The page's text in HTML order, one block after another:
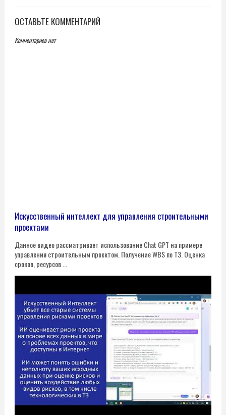
ОСТАВЬТЕ КОММЕНТАРИЙ
Комментариев нет
Искусственный интеллект для управления строительными
проектами
Данное видео рассматривает использование Chat GPT на примере
управления строительным проектом. Получение WBS по ТЗ. Оценка
сроков, ресурсов ...